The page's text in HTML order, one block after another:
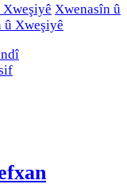
Xweşiyê Xwenasîn û
û Xweşiyê